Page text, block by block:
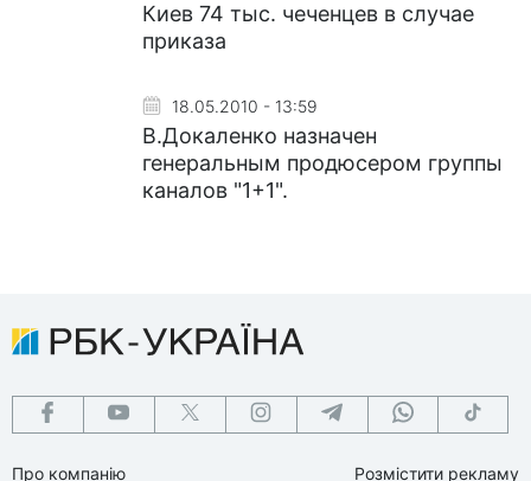
Киев 74 тыс. чеченцев в случае
приказа
18.05.2010 - 13:59
В.Докаленко назначен
генеральным продюсером группы
каналов "1+1".
Про компанію
Розмістити рекламу